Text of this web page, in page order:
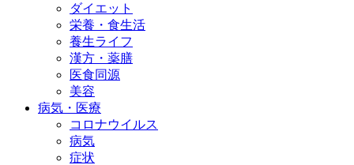
ダイエット
栄養・食生活
養生ライフ
漢方・薬膳
医食同源
美容
病気・医療
コロナウイルス
病気
症状